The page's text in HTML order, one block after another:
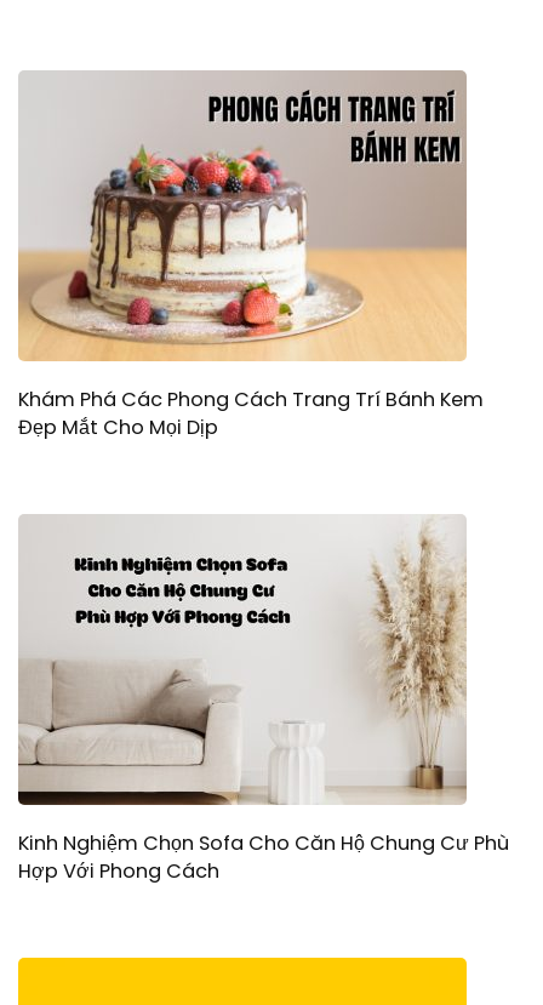
Khám Phá Các Phong Cách Trang Trí Bánh Kem
Đẹp Mắt Cho Mọi Dịp
Kinh Nghiệm Chọn Sofa Cho Căn Hộ Chung Cư Phù
Hợp Với Phong Cách